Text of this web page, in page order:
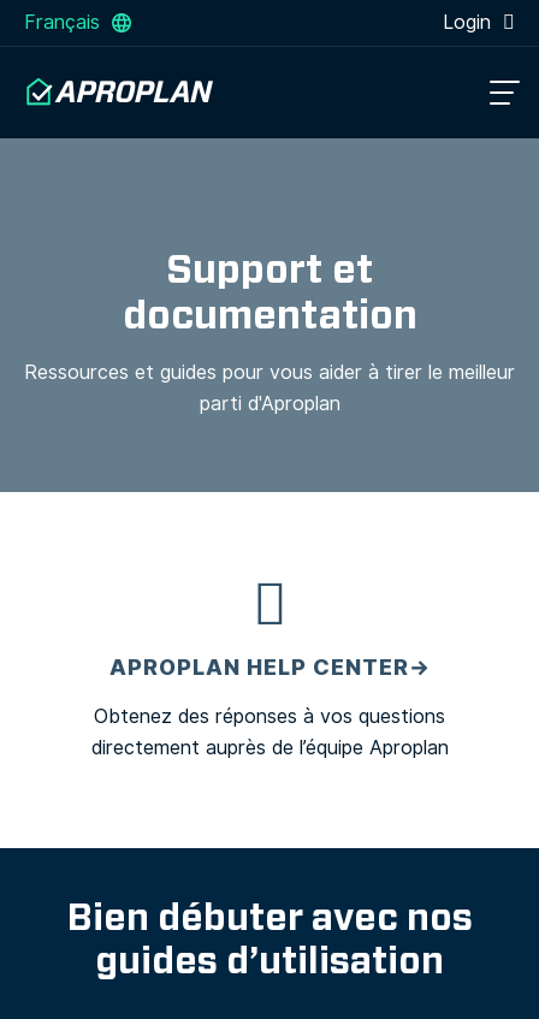
Français Login
Support et
documentation
Ressources et guides pour vous aider à tirer le meilleur
parti d'Aproplan
APROPLAN HELP CENTER→
Obtenez des réponses à vos questions
directement auprès de l’équipe Aproplan
Bien débuter avec nos
guides d’utilisation